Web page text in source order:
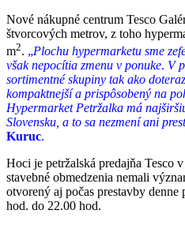
Nové nákupné centrum Tesco
štvorcových metrov, z toho
m2. „Plochu hypermarketu sme
však nepocítia zmenu v ponuke. V
sortimentné skupiny tak ako
kompaktnejší a prispôsobený na
Hypermarket Petržalka má
Slovensku, a to sa nezmení ani
Kuruc.
Hoci je petržalská predajňa Tesco
stavebné obmedzenia nemali
otvorený aj počas prestavby denne
hod. do 22.00 hod.